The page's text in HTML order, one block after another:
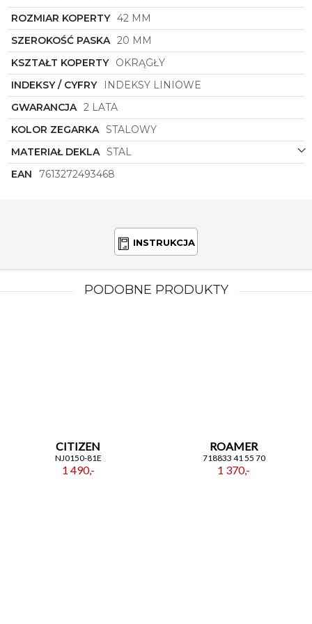
podkreślając Twój wyjątkowy styl i osobowość.
Zainwestuj w ponadczasowy kunszt i jakość marki
Boss, która od lat zachwyca swoich klientów na
całym świecie.
ROZMIAR KOPERTY 42 MM
SZEROKOŚĆ PASKA 20 MM
KSZTAŁT KOPERTY OKRĄGŁY
INDEKSY / CYFRY
INDEKSY LINIOWE
GWARANCJA 2 LATA
KOLOR ZEGARKA STALOWY
MATERIAŁ DEKLA STAL
EAN
7613272493468
INSTRUKCJA
PODOBNE PRODUKTY
CITIZEN
NJ0150-81E
1 490,-
ROAMER
718833 41 55 70
1 370,-